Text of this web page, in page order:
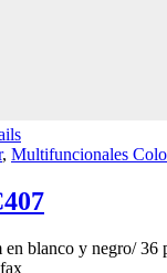
, Multifuncionales
blanco y negro/ 36